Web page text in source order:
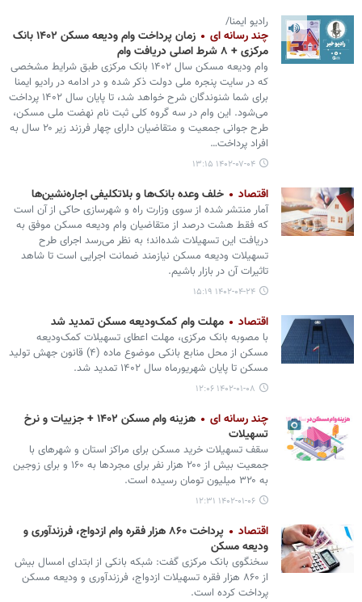
رادیو ایمنا/
چند رسانه ای
زمان پرداخت وام ودیعه مسکن ۱۴۰۲ بانک
مرکزی + ۸ شرط اصلی دریافت وام
وام ودیعه مسکن سال ۱۴۰۲ بانک مرکزی طبق شرایط مشخصی
که در سایت پنجره ملی دولت ذکر شده و در ادامه در رادیو ایمنا
برای شما شنوندگان شرح خواهد شد، تا پایان سال ۱۴۰۲ پرداخت
می‌شود. این وام در سه گروه کلی ثبت نام نهضت ملی مسکن،
طرح جوانی جمعیت و متقاضیان دارای چهار فرزند زیر ۲۰ سال به
افراد پرداخت…
۱۴۰۲-۰۷-۰۴ ۱۳:۱۵
اقتصاد خلف وعده بانک‌ها و بلاتکلیفی اجاره‌نشین‌ها
آمار منتشر شده از سوی وزارت راه و شهرسازی حاکی از آن است
که فقط هشت درصد از متقاضیان وام ودیعه مسکن موفق به
دریافت این تسهیلات شده‌اند؛ به نظر می‌رسد اجرای طرح
تسهیلات ودیعه مسکن نیازمند ضمانت اجرایی است تا شاهد
تاثیرات آن در بازار باشیم.
۱۴۰۲-۰۴-۲۴ ۱۵:۱۹
اقتصاد مهلت وام کمک‌ودیعه مسکن تمدید شد
با مصوبه بانک مرکزی، مهلت اعطای تسهیلات کمک‌ودیعه
مسکن از محل منابع بانکی موضوع ماده (۴) قانون جهش تولید
مسکن تا پایان شهریورماه سال ۱۴۰۲ تمدید شد.
۱۴۰۲-۰۱-۰۸ ۱۲:۰۶
چند رسانه ای
هزینه وام مسکن ۱۴۰۲ + جزییات و نرخ
تسهیلات
سقف تسهیلات خرید مسکن برای مراکز استان و شهرهای با
جمعیت بیش از ۲۰۰ هزار نفر برای مجردها به ۱۶۰ و برای زوجین
به ۳۲۰ میلیون تومان رسیده است.
۱۴۰۲-۰۱-۰۶ ۱۲:۳۱
اقتصاد
پرداخت ۸۶۰ هزار فقره وام ازدواج، فرزندآوری و
ودیعه مسکن
سخنگوی بانک مرکزی گفت: شبکه بانکی از ابتدای امسال بیش
از ۸۶۰ هزار فقره تسهیلات ازدواج، فرزندآوری و ودیعه مسکن
پرداخت کرده است.